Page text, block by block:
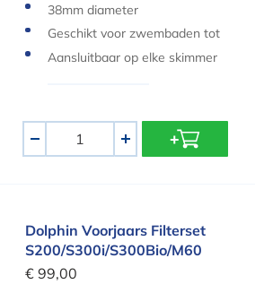
38mm diameter
Geschikt voor zwembaden tot
13m lang
Aansluitbaar op elke skimmer
+
Filterset S200/S300i/
Dolphin Voorjaars Filterset
S200/S300i/S300Bio/M60
€ 99,00